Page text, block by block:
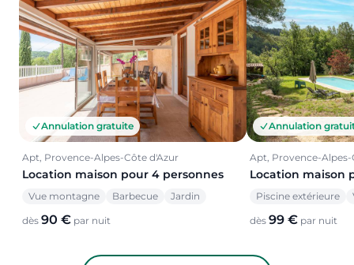
Annulation gratuite
Apt, Provence-Alpes-Côte d'Azur
Location maison pour 4 personnes
Vue montagne Barbecue Jardin
dès 90 € par nuit
Annulation
Apt, Provence-Alpes-
Location maison
Piscine extérieure
dès 99 € par nuit